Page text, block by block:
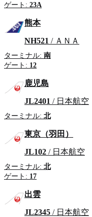
ゲート: 23A
熊本
NH521 / ＡＮＡ
ターミナル: 南
ゲート: 12
鹿児島
JL2401 / 日本航空
ターミナル: 北
東京（羽田）
JL102 / 日本航空
ターミナル: 北
ゲート: 17
出雲
JL2345 / 日本航空